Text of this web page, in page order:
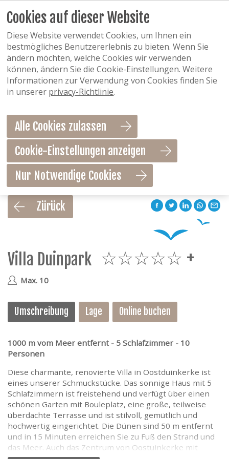
Als Favorit speichern
Zürück
Villa Duinpark
Max. 10
Umschreibung Lage Online buchen
1000 m vom Meer entfernt - 5 Schlafzimmer - 10
Personen
Diese charmante, renovierte Villa in Oostduinkerke ist
eines unserer Schmuckstücke. Das sonnige Haus mit 5
Schlafzimmern ist freistehend und verfügt über einen
schönen Garten mit Bouleplatz, eine große, teilweise
überdachte Terrasse und ist stilvoll, gemütlich und
hochwertig eingerichtet. Die Dünen sind 50 m entfernt
und in 15 Minuten erreichen Sie zu Fuß den Strand und
das Meer. Auch das Zentrum von Oostuinkerke mit
Cookies auf dieser Website
Diese Website verwendet Cookies, um Ihnen ein
bestmögliches Benutzererlebnis zu bieten. Wenn Sie
ändern möchten, welche Cookies wir verwenden
können, ändern Sie die Cookie-Einstellungen. Weitere
Informationen zur Verwendung von Cookies finden Sie
in unserer privacy-Richtlinie.
Alle Cookies zulassen
Cookie-Einstellungen anzeigen
Nur Notwendige Cookies